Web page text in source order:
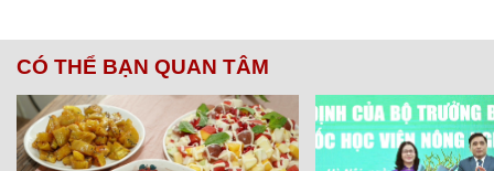
CÓ THỂ BẠN QUAN TÂM